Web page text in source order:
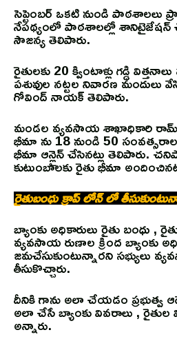
సెప్టెంబర్ ఒకటి నుండి పాఠశాలలు
నేపథ్యంలో పాఠశాలల్లో శానిటైజేషన్
సౌజన్య తెలిపారు.
రైతులకు 20 క్వింటాళ్లు గడ్డి
పశువుల నట్టల నివారణ మందులు
గోవింద్ నాయక్ తెలిపారు.
మండల వ్యవసాయ శాఖాధికారి రామ్
భీమా ను 18 నుండి 50
భీమా ఆన్లైన్ చేసినట్లు తెలిపారు.
కుటుంబాలకు రైతు భీమా
రైతుబంధు క్రాప్ లోన్ లో
బ్యాంకు అధికారులు రైతు బంధు ,
వ్యవసాయ రుణాల క్రింద బ్యాంకు
జమచేసుకుంటున్నారని సభ్యులు
తీసుకొచ్చారు.
దీనికి గాను అలా చేయడం ప్రభుత్వ
అలా చేసే బ్యాంకు వివరాలు ,
అన్నారు.